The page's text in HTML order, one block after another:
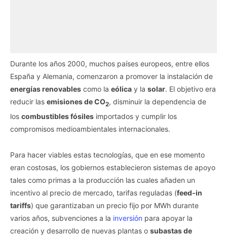
Durante los años 2000, muchos países europeos, entre ellos
España y Alemania, comenzaron a promover la instalación de
energías renovables como la eólica y la solar. El objetivo era
reducir las emisiones de CO2, disminuir la dependencia de
los combustibles fósiles importados y cumplir los
compromisos medioambientales internacionales.
Para hacer viables estas tecnologías, que en ese momento
eran costosas, los gobiernos establecieron sistemas de apoyo
tales como primas a la producción las cuales añaden un
incentivo al precio de mercado, tarifas reguladas (feed-in
tariffs) que garantizaban un precio fijo por MWh durante
varios años, subvenciones a la inversión para apoyar la
creación y desarrollo de nuevas plantas o subastas de